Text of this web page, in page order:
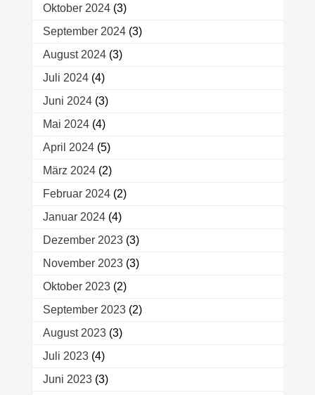
Oktober 2024(3)
September 2024(3)
August 2024(3)
Juli 2024(4)
Juni 2024(3)
Mai 2024(4)
April 2024(5)
März 2024(2)
Februar 2024(2)
Januar 2024(4)
Dezember 2023(3)
November 2023(3)
Oktober 2023(2)
September 2023(2)
August 2023(3)
Juli 2023(4)
Juni 2023(3)